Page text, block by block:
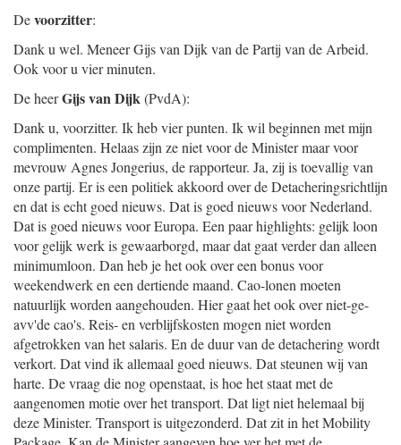
Devoorzitter:
Dank u wel. Meneer Gijs van Dijk van de Partij van de Arbeid.
Ook voor u vier minuten.
De heerGijs van Dijk(PvdA):
Dank u, voorzitter. Ik heb vier punten. Ik wil beginnen met mijn
complimenten. Helaas zijn ze niet voor de Minister maar voor
mevrouw Agnes Jongerius, de rapporteur. Ja, zij is toevallig van
onze partij. Er is een politiek akkoord over de Detacheringsrichtlijn
en dat is echt goed nieuws. Dat is goed nieuws voor Nederland.
Dat is goed nieuws voor Europa. Een paar highlights: gelijk loon
voor gelijk werk is gewaarborgd, maar dat gaat verder dan alleen
minimumloon. Dan heb je het ook over een bonus voor
weekendwerk en een dertiende maand. Cao-lonen moeten
natuurlijk worden aangehouden. Hier gaat het ook over niet-ge-
avv'de cao's. Reis- en verblijfskosten mogen niet worden
afgetrokken van het salaris. En de duur van de detachering wordt
verkort. Dat vind ik allemaal goed nieuws. Dat steunen wij van
harte. De vraag die nog openstaat, is hoe het staat met de
aangenomen motie over het transport. Dat ligt niet helemaal bij
deze Minister. Transport is uitgezonderd. Dat zit in het Mobility